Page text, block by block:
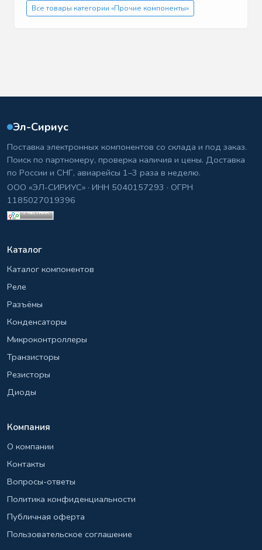
Все товары категории «Прочие компоненты»
Эл-Сириус
Поставка электронных компонентов со склада и под заказ.
Поиск по партномеру, проверка наличия и цены. Доставка
по России и СНГ, авиарейсы 1–3 раза в неделю.
ООО «ЭЛ-СИРИУС» · ИНН 5040157293 · ОГРН
1185027019396
Каталог
Каталог компонентов
Реле
Разъёмы
Конденсаторы
Микроконтроллеры
Транзисторы
Резисторы
Диоды
Компания
О компании
Контакты
Вопросы-ответы
Политика конфиденциальности
Публичная оферта
Пользовательское соглашение